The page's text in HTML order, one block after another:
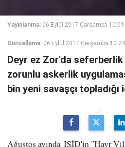
Yayınlanma: 06 Eylül 2017 Çarşamba 10:09
Güncelleme: 06 Eylül 2017 Çarşamba 10:24
Deyr ez Zor'da seferberlik
zorunlu askerlik
bin yeni savaşçı
Ağustos ayında IŞİD'in "Hayr